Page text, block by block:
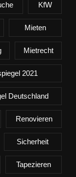
KfW
Mieten
Mietrecht
2021
Deutschland
Renovieren
Sicherheit
Tapezieren